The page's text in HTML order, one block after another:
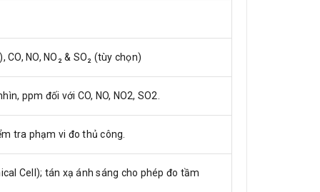
NO, NO₂ & SO₂ (tùy chọn)
ppm đối với CO, NO, NO2, SO2.
tra phạm vi đo thủ công.
Cell); tán xạ ánh sáng cho phép đo tầm